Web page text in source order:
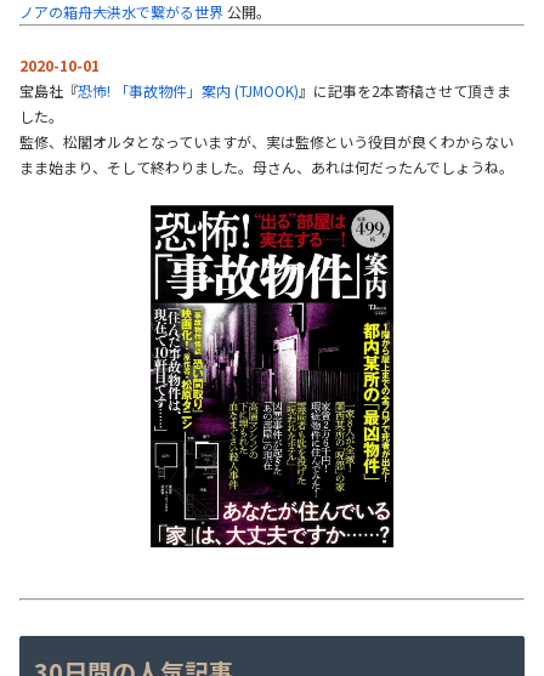
ノアの箱舟――大洪水で繋がる世界公開。
2020-10-01
宝島社『恐怖! 「事故物件」案内 (TJMOOK)』に記事を2本寄稿させて頂きま
した。
監修、松閣オルタとなっていますが、実は監修という役目が良くわからない
まま始まり、そして終わりました。母さん、あれは何だったんでしょうね。